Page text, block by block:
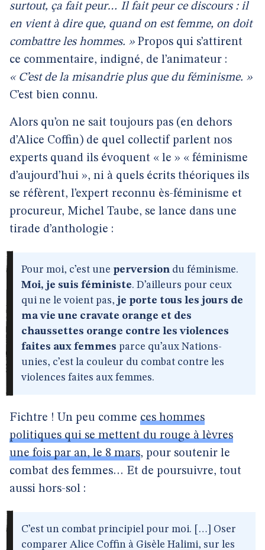
surtout, ça fait peur… Il fait peur ce discours : il
en vient à dire que, quand on est femme, on doit
combattre les hommes. »Propos qui s’attirent
ce commentaire, indigné, de l’animateur :
« C’est de la misandrie plus que du féminisme. »
C’est bien connu.
Alors qu’on ne sait toujours pas (en dehors
d’Alice Coffin) de quel collectif parlent nos
experts quand ils évoquent « le » « féminisme
d’aujourd’hui », ni à quels écrits théoriques ils
se réfèrent, l’expert reconnu ès-féminisme et
procureur, Michel Taube, se lance dans une
tirade d’anthologie :
Pour moi, c’est une perversion du féminisme.
Moi, je suis féministe. D’ailleurs pour ceux
qui ne le voient pas, je porte tous les jours de
ma vie une cravate orange et des
chaussettes orange contre les violences
faites aux femmes parce qu’aux Nations-
unies, c’est la couleur du combat contre les
violences faites aux femmes.
Fichtre ! Un peu comme ces hommes
politiques qui se mettent du rouge à lèvres
une fois par an, le 8 mars, pour soutenir le
combat des femmes… Et de poursuivre, tout
aussi hors-sol :
C’est un combat principiel pour moi. […] Oser
comparer Alice Coffin à Gisèle Halimi, sur les